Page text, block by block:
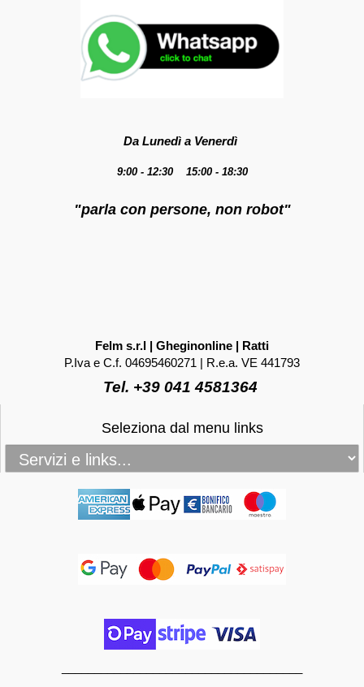
Da Lunedì a Venerdì
9:00 - 12:30 15:00 - 18:30
"parla con persone, non robot"
Felm s.r.l | Gheginonline | Ratti
P.Iva e C.f. 04695460271 | R.e.a. VE 441793
Tel. +39 041 4581364
Seleziona dal menu links